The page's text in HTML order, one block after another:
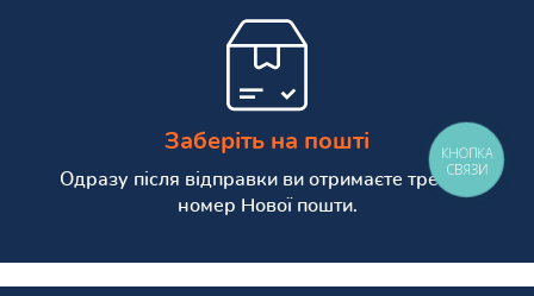
Заберіть на пошті
Одразу після відправки ви отримаєте трекінг
номер Нової пошти.
КНОПКА
СВЯЗИ